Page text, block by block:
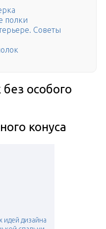
полки
Советы
особого
конуса
дизайна